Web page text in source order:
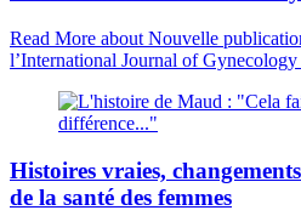
Read More about Nouvelle
l’International Journal of
Histoires vraies,
de la santé des femmes